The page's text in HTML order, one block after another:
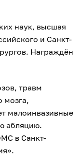
наук, высшая
и Санкт-
Награждён
травм
мозга,
малоинвазивные
абляцию.
в Санкт-